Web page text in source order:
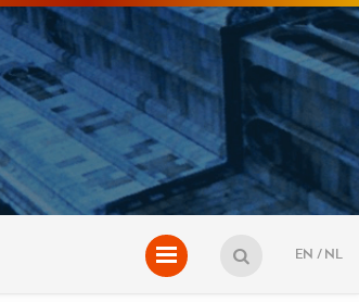
NL
EN